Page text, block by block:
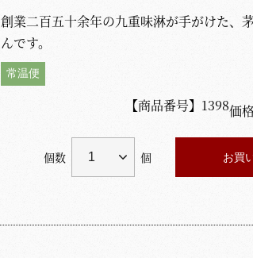
創業二百五十余年の九重味淋が手がけた、
んです。
常温便
【商品番号】 1398価
個数 個 お買